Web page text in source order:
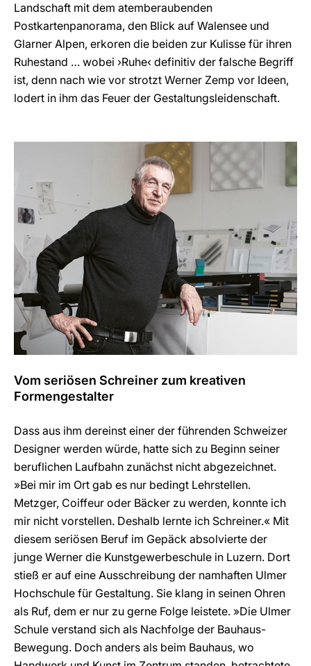
Landschaft mit dem atemberaubenden
Postkartenpanorama, den Blick auf Walensee und
Glarner Alpen, erkoren die beiden zur Kulisse für ihren
Ruhestand … wobei ›Ruhe‹ definitiv der falsche Begriff
ist, denn nach wie vor strotzt Werner Zemp vor Ideen,
lodert in ihm das Feuer der Gestaltungsleidenschaft.
Vom seriösen Schreiner zum kreativen
Formengestalter
Dass aus ihm dereinst einer der führenden Schweizer
Designer werden würde, hatte sich zu Beginn seiner
beruflichen Laufbahn zunächst nicht abgezeichnet.
»Bei mir im Ort gab es nur bedingt Lehrstellen.
Metzger, Coiffeur oder Bäcker zu werden, konnte ich
mir nicht vorstellen. Deshalb lernte ich Schreiner.« Mit
diesem seriösen Beruf im Gepäck absolvierte der
junge Werner die Kunstgewerbeschule in Luzern. Dort
stieß er auf eine Ausschreibung der namhaften Ulmer
Hochschule für Gestaltung. Sie klang in seinen Ohren
als Ruf, dem er nur zu gerne Folge leistete. »Die Ulmer
Schule verstand sich als Nachfolge der Bauhaus-
Bewegung. Doch anders als beim Bauhaus, wo